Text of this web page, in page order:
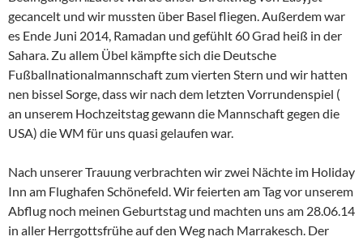
gecancelt und wir mussten über Basel fliegen. Außerdem war
es Ende Juni 2014, Ramadan und gefühlt 60 Grad heiß in der
Sahara. Zu allem Übel kämpfte sich die Deutsche
Fußballnationalmannschaft zum vierten Stern und wir hatten
nen bissel Sorge, dass wir nach dem letzten Vorrundenspiel (
an unserem Hochzeitstag gewann die Mannschaft gegen die
USA) die WM für uns quasi gelaufen war.
Nach unserer Trauung verbrachten wir zwei Nächte im Holiday
Inn am Flughafen Schönefeld. Wir feierten am Tag vor unserem
Abflug noch meinen Geburtstag und machten uns am 28.06.14
in aller Herrgottsfrühe auf den Weg nach Marrakesch. Der